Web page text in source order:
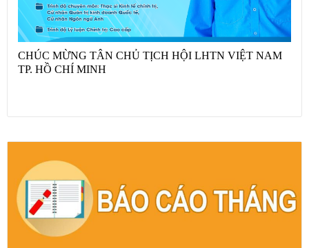
CHÚC MỪNG TÂN CHỦ TỊCH HỘI LHTN VIỆT NAM
TP. HỒ CHÍ MINH